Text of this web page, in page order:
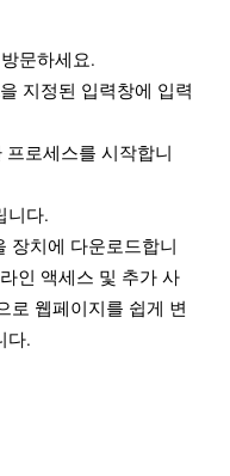
문하세요.
지정된 입력창에 입력
프로세스를 시작합니
니다.
장치에 다운로드합니
인 액세스 및 추가 사
로 웹페이지를 쉽게 변
다.